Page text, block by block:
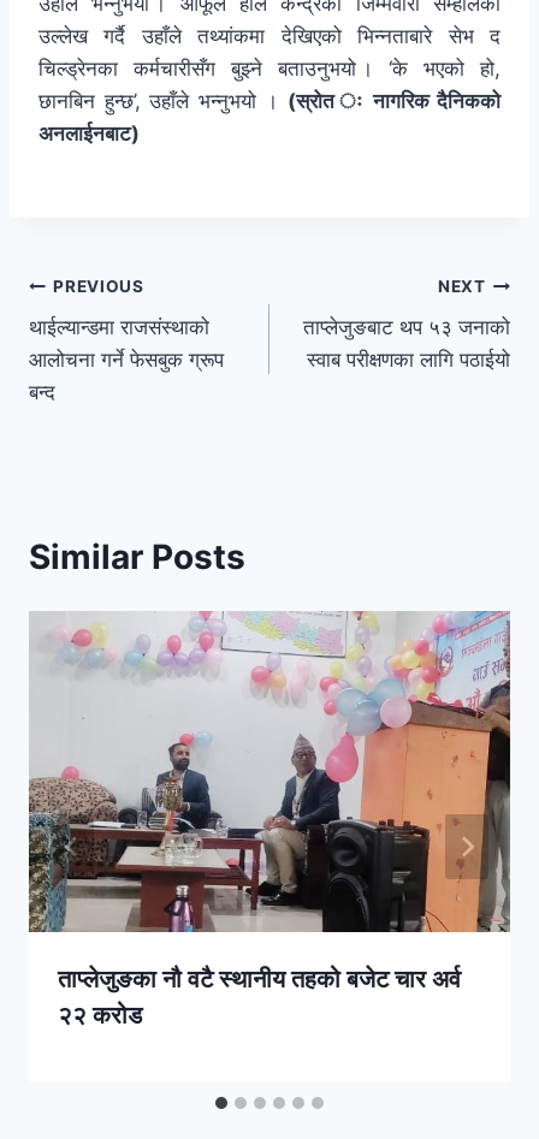
उल्लेख गर्दै उहाँले तथ्यांकमा देखिएको भिन्नताबारे सेभ द
चिल्ड्रेनका कर्मचारीसँग बुझ्ने बताउनुभयो । ‘के भएको हो,
छानबिन हुन्छ’, उहाँले भन्नुभयो । (स्रोत ः नागरिक दैनिकको
अनलाईनबाट)
PREVIOUS
थाईल्यान्डमा राजसंस्थाको
आलोचना गर्ने फेसबुक ग्रूप
बन्द
NEXT
ताप्लेजुङबाट थप ५३ जनाको
स्वाब परीक्षणका लागि पठाईयो
Similar Posts
ताप्लेजुङका नौ वटै स्थानीय तहको बजेट चार अर्व
२२ करोड